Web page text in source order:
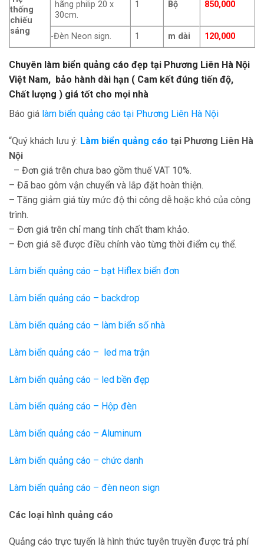
thống
chiếu
sáng
hãng philip 20 x
30cm.
1 Bộ 850,000
-Đèn Neon sign. 1 m dài 120,000
Chuyên làm biển quảng cáo đẹp tại Phương Liên Hà Nội
Việt Nam, bảo hành dài hạn ( Cam kết đúng tiến độ,
Chất lượng ) giá tốt cho mọi nhà
Báo giá làm biển quảng cáo tại Phương Liên Hà Nội
“Quý khách lưu ý: Làm biển quảng cáo tại Phương Liên Hà
Nội
– Đơn giá trên chưa bao gồm thuế VAT 10%.
– Đã bao gôm vận chuyển và lắp đặt hoàn thiện.
– Tăng giảm giá tùy mức độ thi công dễ hoặc khó của công
trình.
– Đơn giá trên chỉ mang tính chất tham khảo.
– Đơn giá sẽ được điều chỉnh vào từng thời điểm cụ thể.
Làm biển quảng cáo – bạt Hiflex biển đơn
Làm biển quảng cáo – backdrop
Làm biển quảng cáo – làm biển số nhà
Làm biển quảng cáo – led ma trận
Làm biển quảng cáo – led bền đẹp
Làm biển quảng cáo – Hộp đèn
Làm biển quảng cáo – Aluminum
Làm biển quảng cáo – chức danh
Làm biển quảng cáo – đèn neon sign
Các loại hình quảng cáo
Quảng cáo trực tuyến là hình thức tuyên truyền được trả phí